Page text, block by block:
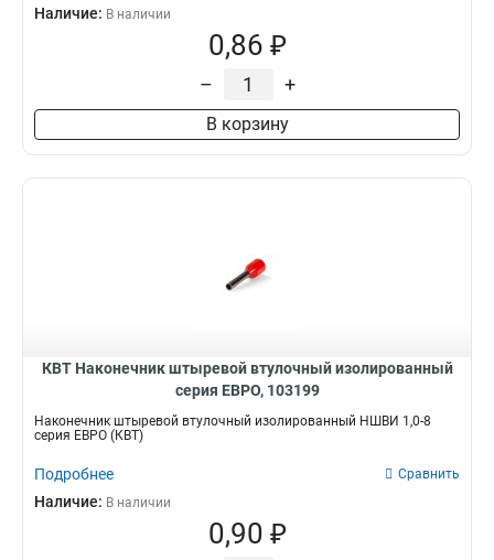
Наличие: В наличии
0,86 ₽
– +
В корзину
КВТ Наконечник штыревой втулочный изолированный
серия ЕВРО, 103199
Наконечник штыревой втулочный изолированный НШВИ 1,0-8
серия ЕВРО (КВТ)
Подробнее Сравнить
Наличие: В наличии
0,90 ₽